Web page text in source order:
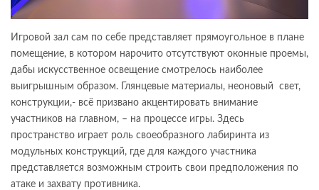
Игровой зал сам по себе представляет прямоугольное в плане
помещение, в котором нарочито отсутствуют оконные проемы,
дабы искусственное освещение смотрелось наиболее
выигрышным образом. Глянцевые материалы, неоновый свет,
конструкции,- всё призвано акцентировать внимание
участников на главном, – на процессе игры. Здесь
пространство играет роль своеобразного лабиринта из
модульных конструкций, где для каждого участника
представляется возможным строить свои предположения по
атаке и захвату противника.